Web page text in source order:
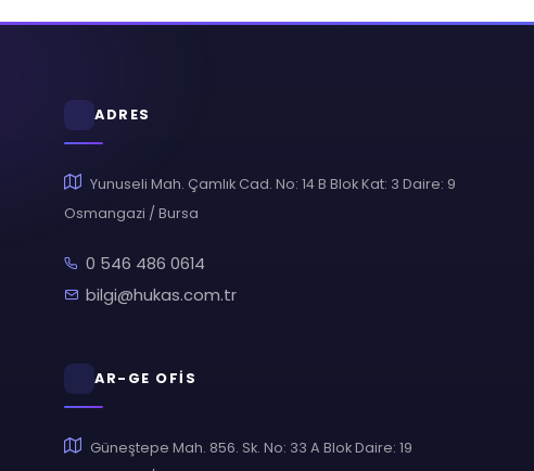
ADRES
Yunuseli Mah. Çamlık Cad. No: 14 B Blok Kat: 3 Daire: 9
Osmangazi / Bursa
0 546 486 0614
bilgi@hukas.com.tr
AR-GE OFİS
Güneştepe Mah. 856. Sk. No: 33 A Blok Daire: 19